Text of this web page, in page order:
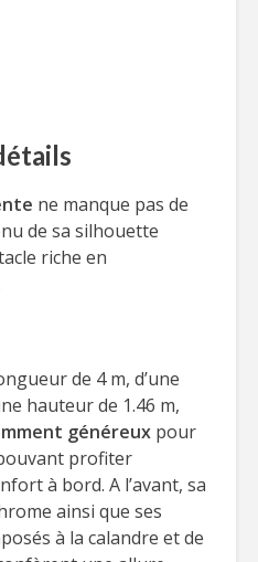
ne manque pas de
de sa silhouette
riche en
de 4 m, d’une
hauteur de 1.46 m,
généreux pour
profiter
à bord. A l’avant, sa
ainsi que ses
à la calandre et de